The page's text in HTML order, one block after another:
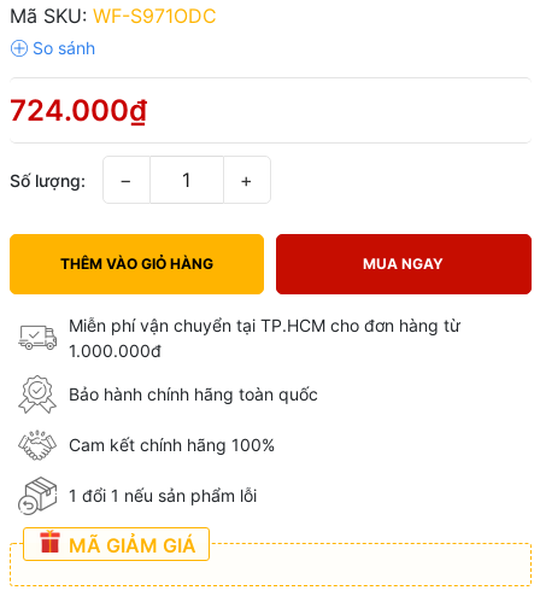
Mã SKU: WF-S971ODC
724.000₫
Số lượng: − +
THÊM VÀO GIỎ HÀNG MUA NGAY
Miễn phí vận chuyển tại TP.HCM cho đơn hàng từ
1.000.000đ
Bảo hành chính hãng toàn quốc
Cam kết chính hãng 100%
1 đổi 1 nếu sản phẩm lỗi
MÃ GIẢM GIÁ